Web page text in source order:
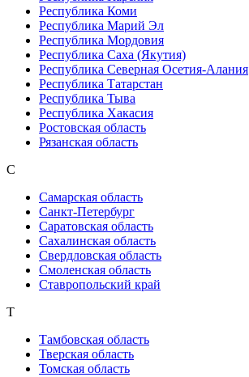
Республика Коми
Республика Марий Эл
Республика Мордовия
Республика Саха (Якутия)
Республика Северная Осетия-Алания
Республика Татарстан
Республика Тыва
Республика Хакасия
Ростовская область
Рязанская область
С
Самарская область
Санкт-Петербург
Саратовская область
Сахалинская область
Свердловская область
Смоленская область
Ставропольский край
Т
Тамбовская область
Тверская область
Томская область